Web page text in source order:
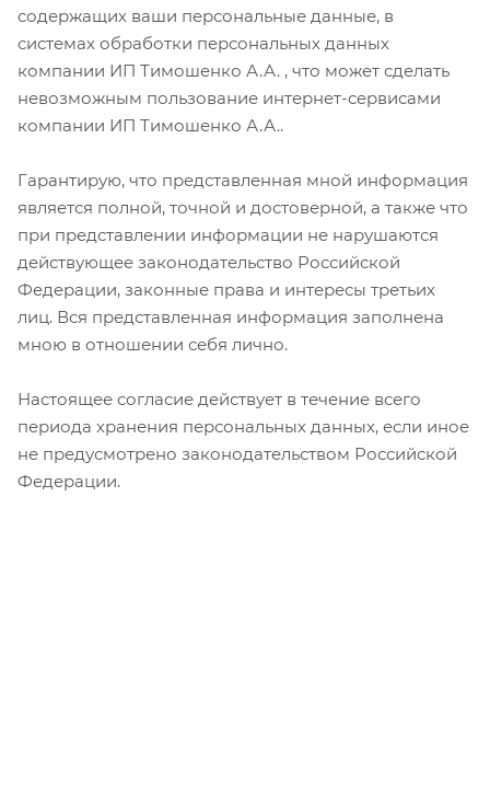
содержащих ваши персональные данные, в
системах обработки персональных данных
компании ИП Тимошенко А.А. , что может сделать
невозможным пользование интернет-сервисами
компании ИП Тимошенко А.А..
Гарантирую, что представленная мной информация
является полной, точной и достоверной, а также что
при представлении информации не нарушаются
действующее законодательство Российской
Федерации, законные права и интересы третьих
лиц. Вся представленная информация заполнена
мною в отношении себя лично.
Настоящее согласие действует в течение всего
периода хранения персональных данных, если иное
не предусмотрено законодательством Российской
Федерации.